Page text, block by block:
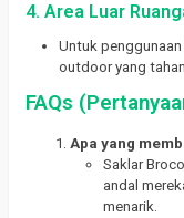
4. Area Luar
Untuk
outdoor yang
FAQs
Apa yang
Saklar
andal
menarik.